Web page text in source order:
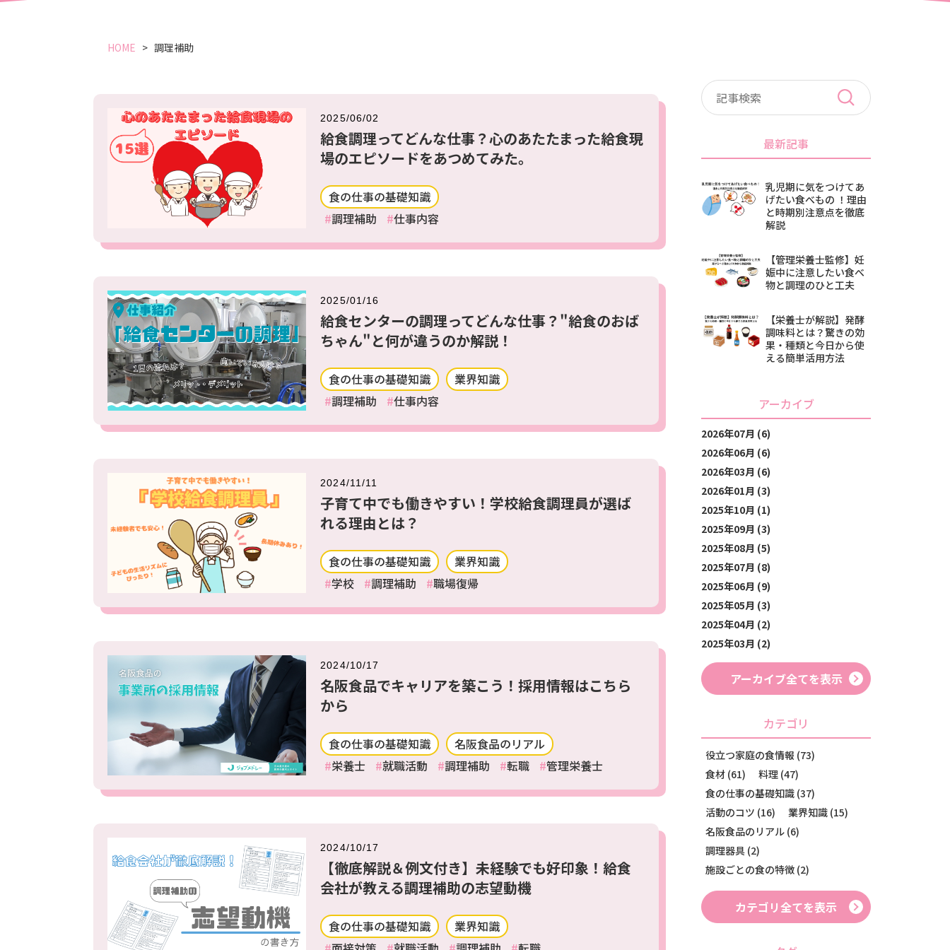
HOME 調理補助
2025/06/02
給食調理ってどんな仕事？心のあたたまった給食現
場のエピソードをあつめてみた。
食の仕事の基礎知識
調理補助
仕事内容
2025/01/16
給食センターの調理ってどんな仕事？"給食のおば
ちゃん"と何が違うのか解説！
食の仕事の基礎知識
業界知識
調理補助
仕事内容
2024/11/11
子育て中でも働きやすい！学校給食調理員が選ば
れる理由とは？
食の仕事の基礎知識
業界知識
学校
調理補助 職場復帰
2024/10/17
名阪食品でキャリアを築こう！採用情報はこちら
から
食の仕事の基礎知識
名阪食品のリアル
栄養士
就職活動 調理補助 転職 管理栄養士
2024/10/17
【徹底解説＆例文付き】未経験でも好印象！給食
会社が教える調理補助の志望動機
食の仕事の基礎知識
業界知識
最新記事
乳児期に気をつけてあ
げたい食べもの ！理由
と時期別注意点を徹底
解説
【管理栄養士監修】妊
娠中に注意したい食べ
物と調理のひと工夫
【栄養士が解説】発酵
調味料とは？驚きの効
果・種類と今日から使
える簡単活用方法
アーカイブ
2026年07月 (6)
2026年06月 (6)
2026年03月 (6)
2026年01月 (3)
2025年10月 (1)
2025年09月 (3)
2025年08月 (5)
2025年07月 (8)
2025年06月 (9)
2025年05月 (3)
2025年04月 (2)
2025年03月 (2)
アーカイブ全てを表示
カテゴリ
役立つ家庭の食情報 (73)
食材 (61)
料理 (47)
食の仕事の基礎知識 (37)
活動のコツ (16)
業界知識 (15)
名阪食品のリアル (6)
調理器具 (2)
施設ごとの食の特徴 (2)
カテゴリ全てを表示